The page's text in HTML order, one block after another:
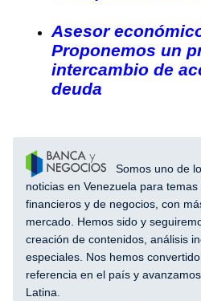
Asesor
Proponemos un
intercambio de
deuda
Somos uno de
noticias en Venezuela para
financieros y de negocios, con
mercado. Hemos sido y
creación de contenidos, análisis
especiales. Nos hemos
referencia en el país y
Latina.